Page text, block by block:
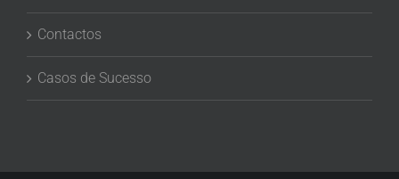
Contactos
Casos de Sucesso